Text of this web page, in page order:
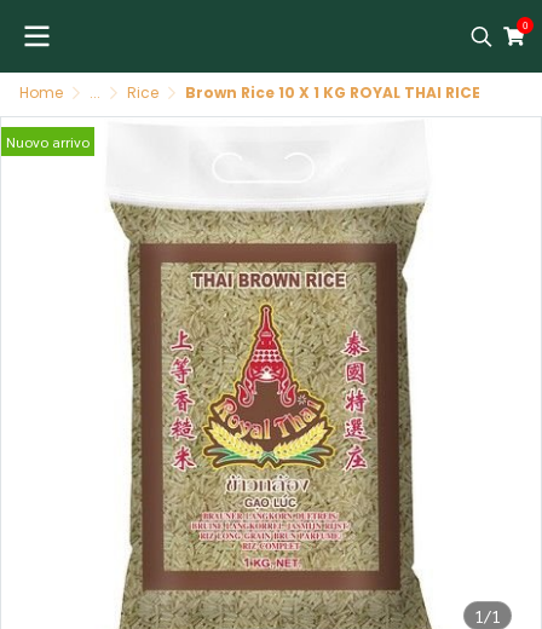
0
Home ... Rice Brown Rice 10 X 1 KG ROYAL THAI RICE
1/1
Nuovo arrivo